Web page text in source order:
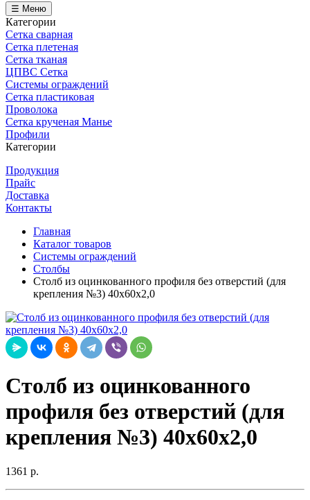
☰ Меню
Категории
Сетка сварная
Сетка плетеная
Сетка тканая
ЦПВС Сетка
Системы ограждений
Сетка пластиковая
Проволока
Сетка крученая Манье
Профили
Категории
Продукция
Прайс
Доставка
Контакты
Главная
Каталог товаров
Системы ограждений
Столбы
Столб из оцинкованного профиля без отверстий (для
крепления №3) 40х60х2,0
Столб из оцинкованного
профиля без отверстий (для
крепления №3) 40х60х2,0
1361 р.